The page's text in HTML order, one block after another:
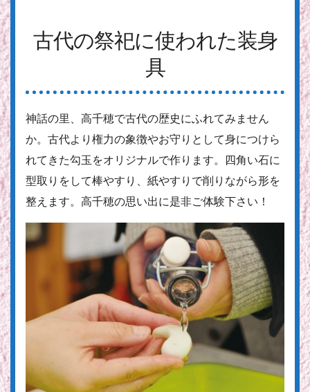
古代の祭祀に使われた装身
具
神話の里、高千穂で古代の歴史にふれてみません
か。古代より権力の象徴やお守りとして身につけら
れてきた勾玉をオリジナルで作ります。四角い石に
型取りをして棒やすり、紙やすりで削りながら形を
整えます。高千穂の思い出に是非ご体験下さい！